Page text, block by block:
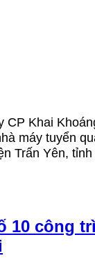
CP Khai
máy tuyển
Trấn Yên,
10 công